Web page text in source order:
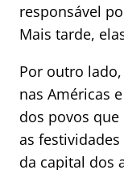
responsável
Mais tarde,
Por outro
nas Américas
dos povos
as
da capital dos